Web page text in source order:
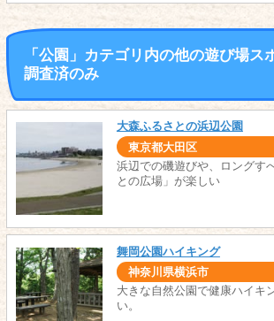
「公園」カテゴリ内の他の遊び場
調査済のみ
大森ふるさとの浜辺公園
東京都大田区
浜辺での磯遊びや、ロングす
との広場」が楽しい
舞岡公園ハイキング
神奈川県横浜市
大きな自然公園で健康ハイキ
い。